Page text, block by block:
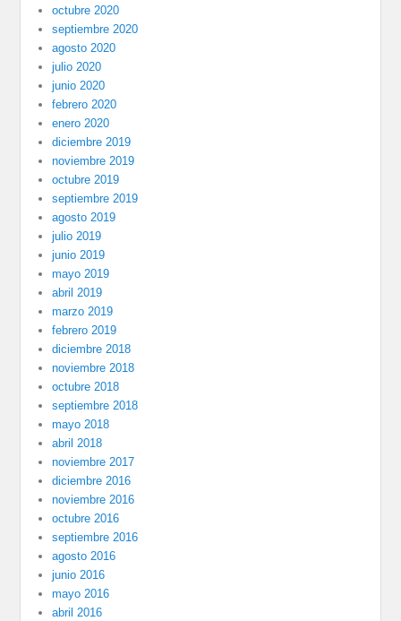
octubre 2020
septiembre 2020
agosto 2020
julio 2020
junio 2020
febrero 2020
enero 2020
diciembre 2019
noviembre 2019
octubre 2019
septiembre 2019
agosto 2019
julio 2019
junio 2019
mayo 2019
abril 2019
marzo 2019
febrero 2019
diciembre 2018
noviembre 2018
octubre 2018
septiembre 2018
mayo 2018
abril 2018
noviembre 2017
diciembre 2016
noviembre 2016
octubre 2016
septiembre 2016
agosto 2016
junio 2016
mayo 2016
abril 2016